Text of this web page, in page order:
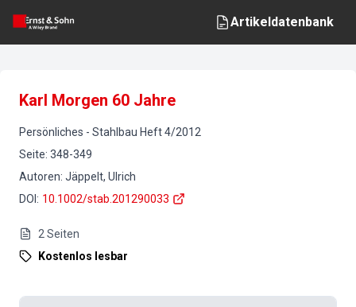
Artikeldatenbank
Karl Morgen 60 Jahre
Persönliches - Stahlbau Heft4/2012
Seite: 348-349
Autoren: Jäppelt, Ulrich
DOI : 10.1002/stab.201290033
2 Seiten
Kostenlos lesbar